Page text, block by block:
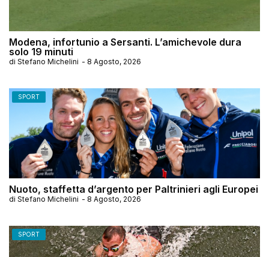
Modena, infortunio a Sersanti. L’amichevole dura
solo 19 minuti
di Stefano Michelini - 8 Agosto, 2026
SPORT
Nuoto, staffetta d’argento per Paltrinieri agli Europei
di Stefano Michelini - 8 Agosto, 2026
SPORT